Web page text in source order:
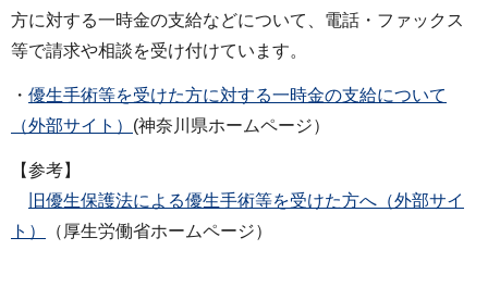
方に対する一時金の支給などについて、電話・ファックス
等で請求や相談を受け付けています。
・ 優生手術等を受けた方に対する一時金の支給について
（外部サイト） (神奈川県ホームページ）
【参考】
旧優生保護法による優生手術等を受けた方へ（外部サイ
ト）
（厚生労働省ホームページ）